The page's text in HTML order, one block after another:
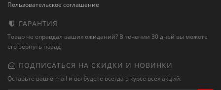
Пользовательское соглашение
ГАРАНТИЯ
Товар не оправдал ваших ожиданий? В течении 30 дней вы можете
его вернуть назад
ПОДПИСАТЬСЯ НА СКИДКИ И НОВИНКИ
Оставьте ваш e-mail и вы будете всегда в курсе всех акций.